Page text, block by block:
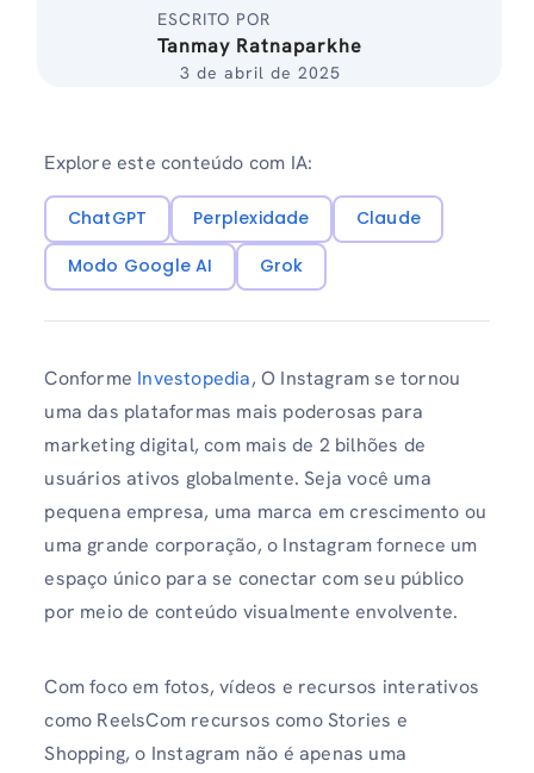
ESCRITO POR
Tanmay Ratnaparkhe
3 de abril de 2025
Explore este conteúdo com IA:
ChatGPT Perplexidade
Claude
Modo Google AI
Grok
Conforme Investopedia, O Instagram se tornou
uma das plataformas mais poderosas para
marketing digital, com mais de 2 bilhões de
usuários ativos globalmente. Seja você uma
pequena empresa, uma marca em crescimento ou
uma grande corporação, o Instagram fornece um
espaço único para se conectar com seu público
por meio de conteúdo visualmente envolvente.
Com foco em fotos, vídeos e recursos interativos
como ReelsCom recursos como Stories e
Shopping, o Instagram não é apenas uma